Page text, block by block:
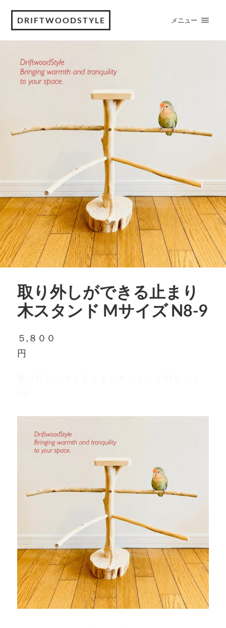
DRIFTWOODSTYLE メニュー
取り外しができる止まり
木スタンド Mサイズ N8-9
５,８００
円